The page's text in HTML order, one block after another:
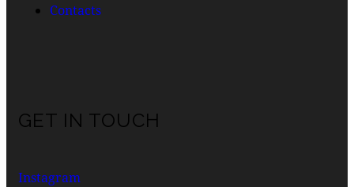
Contacts
GET IN TOUCH
Instagram